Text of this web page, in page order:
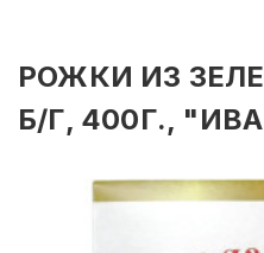
РОЖКИ ИЗ
Б/Г, 400Г.,